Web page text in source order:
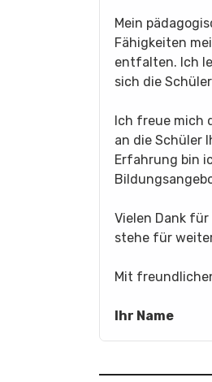
Mein
Fähigkeiten
entfalten. Ich
sich die
Ich freue mich
an die Schüler
Erfahrung bin
Vielen Dank
stehe für
Mit
Ihr Name